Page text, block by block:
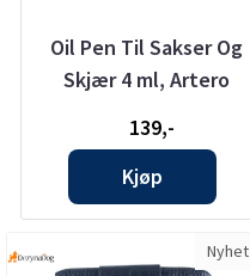
Oil Pen Til Sakser Og
Skjær 4 ml, Artero
139,-
Kjøp
Nyhet